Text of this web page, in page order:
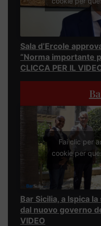
Sala d’Ercole
“Norma importante
CLICCA PER IL
Fai clic per
cookie per
Bar Sicilia, a Ispica
dal nuovo governo
VIDEO